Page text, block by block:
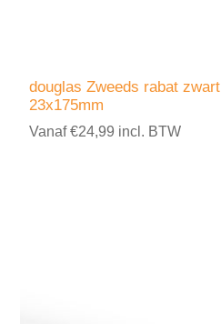
douglas Zweeds rabat
23x175mm
Vanaf €24,99 incl. BTW